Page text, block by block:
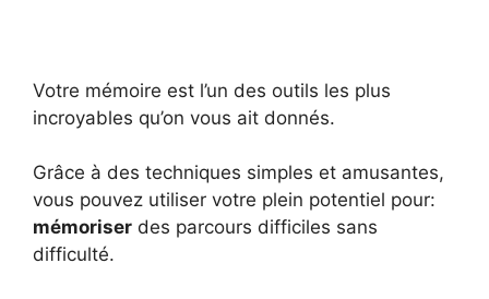
Votre mémoire est l’un des outils les plus
incroyables qu’on vous ait donnés.
Grâce à des techniques simples et amusantes,
vous pouvez utiliser votre plein potentiel pour:
mémoriser des parcours difficiles sans
difficulté.